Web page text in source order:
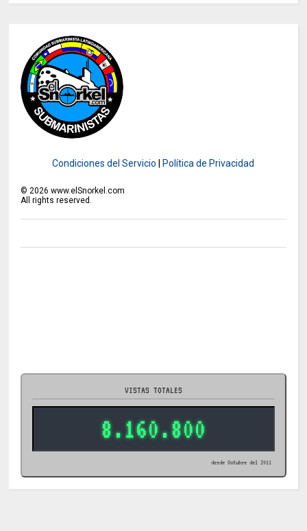
Condiciones del Servicio Política de Privacidad
© 2026 www.elSnorkel.com
All rights reserved.
VISTAS TOTALES
8.160.800
desde Octubre del 2011